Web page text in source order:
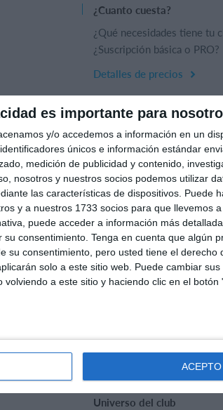
es importante para
y/o accedemos a información en un
únicos e información estándar
medición de publicidad y contenido,
nosotros y nuestros socios podemos utilizar
las características de dispositivos. Puede
y a nuestros 1733 socios para que llevemos
puede acceder a información más
consentimiento. Tenga en cuenta que algún
su consentimiento, pero usted tiene el derecho
solo a este sitio web. Puede cambiar
a este sitio y haciendo clic en el botón
ACEPTO
¿Cuanto cuesta?
¿Qué necesidades tiene tu
¿Suscripción básica o PRO?
Detalles de precios
SportMember
Universo del club